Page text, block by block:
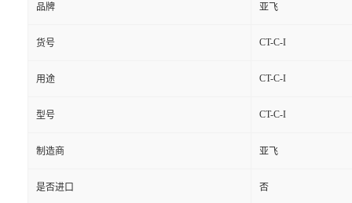
品牌 亚飞
货号 CT-C-I
用途 CT-C-I
型号 CT-C-I
制造商 亚飞
是否进口 否